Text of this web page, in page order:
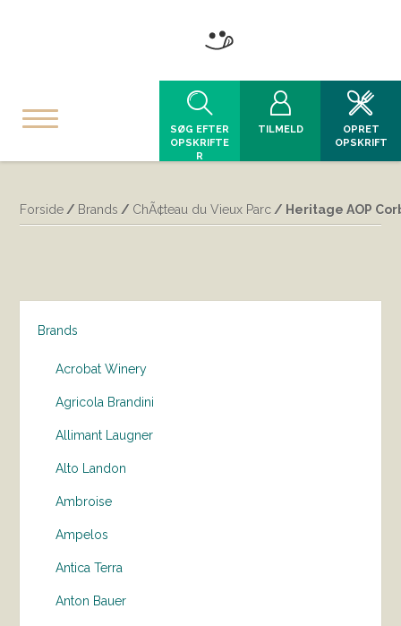
SØG EFTER
OPSKRIFTE
R
TILMELD
OPRET
OPSKRIFT
Forside / Brands / ChÃ¢teau du Vieux Parc / Heritage AOP
Brands
Acrobat Winery
Agricola Brandini
Allimant Laugner
Alto Landon
Ambroise
Ampelos
Antica Terra
Anton Bauer